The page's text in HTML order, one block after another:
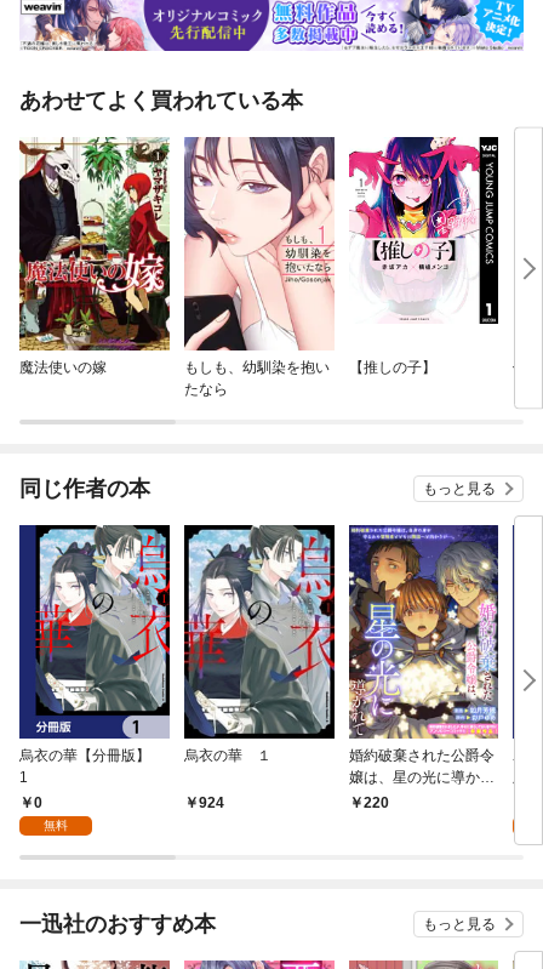
あわせてよく買われている本
魔法使いの嫁
もしも、幼馴染を抱い
たなら
【推しの子】 僕
同じ作者の本 もっと見る
烏衣の華【分冊版】
1
0
無料
烏衣の華 １
924
婚約破棄された公爵令
嬢は、星の光に導かれ
て220
一迅社のおすすめ本 もっと見る